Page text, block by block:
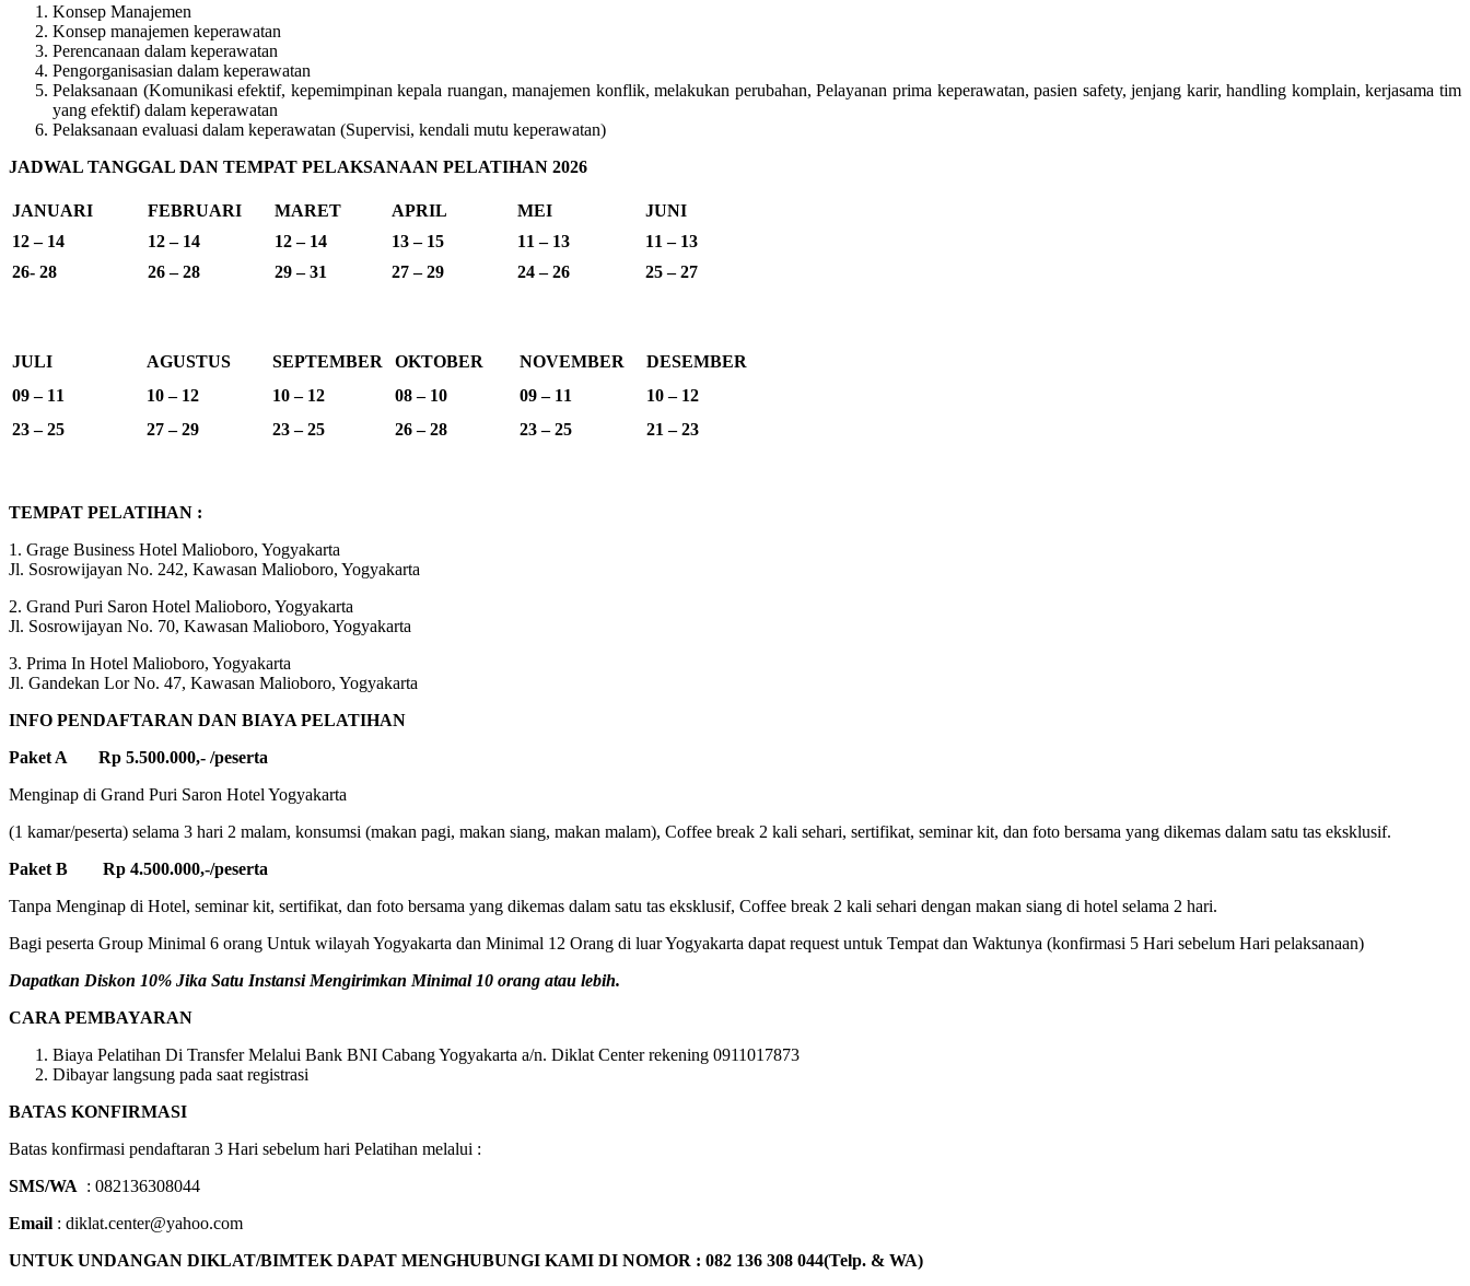
Konsep Manajemen
Konsep manajemen keperawatan
Perencanaan dalam keperawatan
Pengorganisasian dalam keperawatan
Pelaksanaan (Komunikasi efektif, kepemimpinan kepala ruangan, manajemen konflik, melakukan perubahan, Pelayanan prima keperawatan, pasien safety, jenjang karir, handling komplain, kerjasama tim
yang efektif) dalam keperawatan
Pelaksanaan evaluasi dalam keperawatan (Supervisi, kendali mutu keperawatan)
JADWAL TANGGAL DAN TEMPAT PELAKSANAAN PELATIHAN 2026
JANUARI FEBRUARI MARET APRIL MEI
JUNI
12 – 14
12 – 14 12 – 14 13 – 15 11 – 13
11 – 13
26- 28
26 – 28 29 – 31 27 – 29 24 – 26 25 – 27
JULI AGUSTUS SEPTEMBER OKTOBER NOVEMBER
DESEMBER
09 – 11
10 – 12 10 – 12 08 – 10 09 – 11
10 – 12
23 – 25
27 – 29 23 – 25 26 – 28 23 – 25 21 – 23
TEMPAT PELATIHAN :
1. Grage Business Hotel Malioboro, Yogyakarta
Jl. Sosrowijayan No. 242, Kawasan Malioboro, Yogyakarta
2. Grand Puri Saron Hotel Malioboro, Yogyakarta
Jl. Sosrowijayan No. 70, Kawasan Malioboro, Yogyakarta
3. Prima In Hotel Malioboro, Yogyakarta
Jl. Gandekan Lor No. 47, Kawasan Malioboro, Yogyakarta
INFO PENDAFTARAN DAN BIAYA PELATIHAN
Paket A Rp 5.500.000,- /peserta
Menginap di Grand Puri Saron Hotel Yogyakarta
(1 kamar/peserta) selama 3 hari 2 malam, konsumsi (makan pagi, makan siang, makan malam), Coffee break 2 kali sehari, sertifikat, seminar kit, dan foto bersama yang dikemas dalam satu tas eksklusif.
Paket B Rp 4.500.000,-/peserta
Tanpa Menginap di Hotel, seminar kit, sertifikat, dan foto bersama yang dikemas dalam satu tas eksklusif, Coffee break 2 kali sehari dengan makan siang di hotel selama 2 hari.
Bagi peserta Group Minimal 6 orang Untuk wilayah Yogyakarta dan Minimal 12 Orang di luar Yogyakarta dapat request untuk Tempat dan Waktunya (konfirmasi 5 Hari sebelum Hari pelaksanaan)
Dapatkan Diskon 10% Jika Satu Instansi Mengirimkan Minimal 10 orang atau lebih.
CARA PEMBAYARAN
Biaya Pelatihan Di Transfer Melalui Bank BNI Cabang Yogyakarta a/n. Diklat Center rekening 0911017873
Dibayar langsung pada saat registrasi
BATAS KONFIRMASI
Batas konfirmasi pendaftaran 3 Hari sebelum hari Pelatihan melalui :
SMS/WA : 082136308044
Email : diklat.center@yahoo.com
UNTUK UNDANGAN DIKLAT/BIMTEK DAPAT MENGHUBUNGI KAMI DI NOMOR : 082 136 308 044(Telp. & WA)